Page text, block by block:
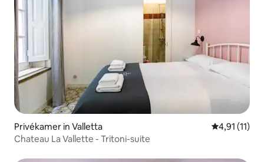
Privékamer in Valletta Gemiddelde
4,91 (11)
Chateau La Vallette - Tritoni-suite